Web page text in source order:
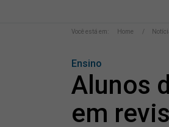
Você está em: Home
Ensino
Alunos
em